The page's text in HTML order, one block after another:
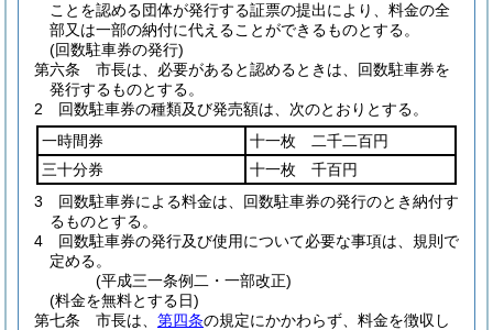
ことを認める団体が発行する証票の提出により、料金の全
部又は一部の納付に代えることができるものとする。
(回数駐車券の発行)
第六条
市長は、必要があると認めるときは、回数駐車券を
発行するものとする。
2
回数駐車券の種類及び発売額は、次のとおりとする。
一時間券
十一枚 二千二百円
三十分券
十一枚 千百円
3
回数駐車券による料金は、回数駐車券の発行のとき納付す
るものとする。
4
回数駐車券の発行及び使用について必要な事項は、規則で
定める。
(平成三一条例二・一部改正)
(料金を無料とする日)
第七条
市長は、 第四条の規定にかかわらず、料金を徴収し